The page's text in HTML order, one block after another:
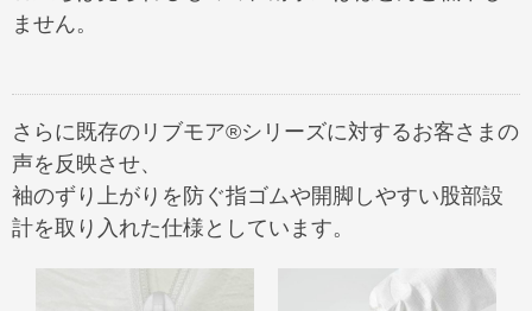
ません。
さらに既存のリブモア®シリーズに対するお客さまの
声を反映させ、
袖のずり上がりを防ぐ指ゴムや開脚しやすい股部設
計を取り入れた仕様としています。